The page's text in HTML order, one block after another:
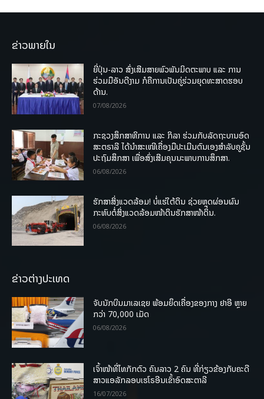
ຂ່າວພາຍໃນ
ຍີ່ປຸ່ນ-ລາວ ສົ່ງເສີມສາຍພົວພັນມິດຕະພາບ ແລະ ການ
ຮ່ວມມືອັນດີງາມ ກໍຄືການເປັນຄູ່ຮ່ວມຍຸດທະສາດຮອບ
ດ້ານ.
07/08/2026
ກະຊວງສຶກສາທິການ ແລະ ກິລາ ຮ່ວມກັບລັດຖະບານອົດ
ສະຕຣາລີ ໄດ້ນຳສະເໜີເຄື່ອງມືປະເມີນຕົນເອງສຳລັບຄູຊັ້ນ
ປະຖົມສຶກສາ ເພື່ອສົ່ງເສີມຄຸນນະພາບການສຶກສາ.
06/08/2026
ຮັກສາສິ່ງແວດລ້ອມ! ບໍ່ແຮ່ໃຕ້ດິນ ຊ່ວຍຫຼຸດຜ່ອນຜົນ
ກະທົບຕໍ່ສິ່ງແວດລ້ອມໜ້າດິນຮັກສາໜ້າດິນ.
06/08/2026
ຂ່າວຕ່າງປະເທດ
ຈັບນັກບິນມາເລເຊຍ ພ້ອມຍຶດເຄື່ອງຂອງກາງ ຢາອີ ຫຼາຍ
ກວ່າ 70,000 ເມັດ
06/08/2026
ເຈົ້າໜ້າທີ່ໄທກັກຕົວ ຄົນລາວ 2 ຄົນ ທີ່ກ່ຽວຂ້ອງກັບຄະດີ
ສາວແອລັກລອບເຮໂຣອີນເຂົ້າອົດສະຕາລີ
16/07/2026